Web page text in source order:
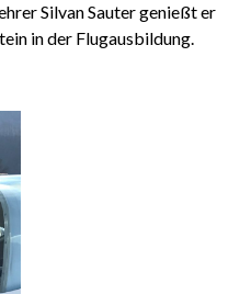
Silvan Sauter genießt er
in der Flugausbildung.